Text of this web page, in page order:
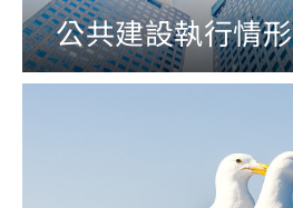
公共建設執行情形